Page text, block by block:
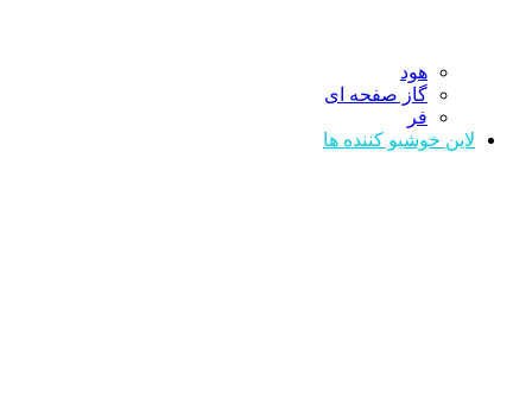
هود
گاز صفحه ای
فر
لاین خوشبو کننده ها